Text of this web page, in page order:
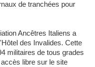
de tranchées pour
Ancêtres Italiens a
des Invalides. Cette
militaires de tous grades
libre sur le site